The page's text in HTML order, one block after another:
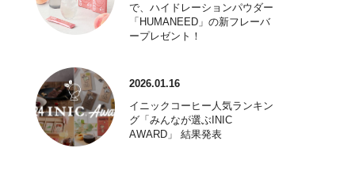
で、ハイドレーションパウダー
「HUMANEED」の新フレーバ
ープレゼント！
2026.01.16
イニックコーヒー人気ランキン
グ「みんなが選ぶINIC
AWARD」 結果発表